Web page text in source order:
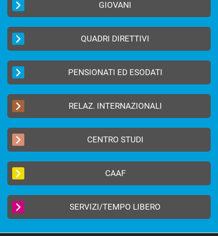
GIOVANI
QUADRI DIRETTIVI
PENSIONATI ED ESODATI
RELAZ. INTERNAZIONALI
CENTRO STUDI
CAAF
SERVIZI/TEMPO LIBERO